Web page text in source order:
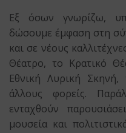
Εξ όσων γνωρίζω,
δώσουμε έμφαση στη
και σε νέους
Θέατρο, το Κρατικό
Εθνική Λυρική
άλλους φορείς.
ενταχθούν
μουσεία και